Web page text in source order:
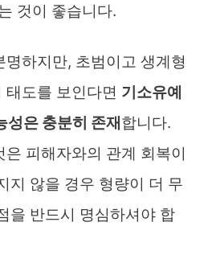
것이 좋습니다.
명하지만, 초범이고 생계형
도를 보인다면 기소유예
성은 충분히 존재 합니다.
피해자와의 관계 회복이
지 않을 경우 형량이 더 무
을 반드시 명심하셔야 합